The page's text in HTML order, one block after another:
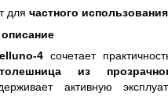
для частного
4 сочетает
из
активную